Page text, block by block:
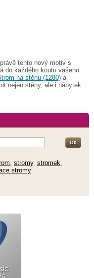
tento nový motiv s
do každého koutu vašeho
na stěnu (1280) a
nejen stěny, ale i nábytek.
stromy, stromek
stromy